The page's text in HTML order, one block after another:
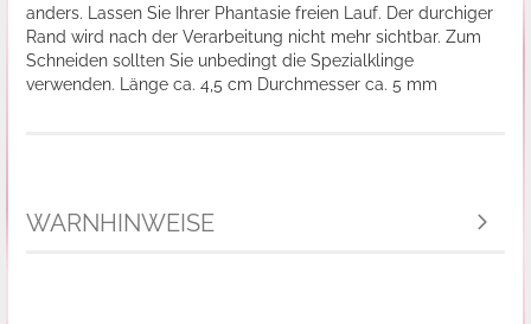
anders. Lassen Sie Ihrer Phantasie freien Lauf. Der durchiger
Rand wird nach der Verarbeitung nicht mehr sichtbar. Zum
Schneiden sollten Sie unbedingt die Spezialklinge
verwenden. Länge ca. 4,5 cm Durchmesser ca. 5 mm
WARNHINWEISE